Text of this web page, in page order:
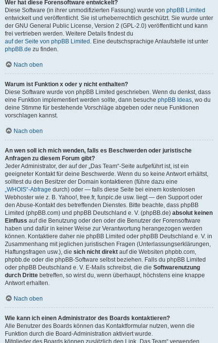
Wer hat diese Forensoftware entwickelt?
Diese Software (in ihrer unmodifizierten Fassung) wurde von phpBB Limited
entwickelt und veröffentlicht. Sie ist urheberrechtlich geschützt. Sie wurde unter
der GNU General Public License, Version 2 (GPL-2.0) veröffentlicht und kann
frei vertrieben werden. Weitere Details findest du
auf der Seite von phpBB Limited . Eine deutschsprachige Anlaufstelle ist unter
phpBB.de zu finden.
Nach oben
Warum ist Funktion x oder y nicht enthalten?
Diese Software wurde von phpBB Limited geschrieben. Wenn du denkst, dass
eine Funktion implementiert werden sollte, dann besuche phpBB Ideas, wo du
deine Stimme für bestehende Vorschläge abgeben oder neue Funktionen
vorschlagen kannst.
Nach oben
An wen soll ich mich wenden, falls es Beschwerden oder juristische
Anfragen zu diesem Forum gibt?
Jeder Administrator, der auf der „Das Team“-Seite aufgeführt ist, ist ein
geeigneter Kontakt für deine Beschwerde. Wenn du so keine Antwort erhältst,
solltest du den Besitzer der Domain kontaktieren (führe dazu eine
„WHOIS“-Abfrage durch) oder — falls diese Seite bei einem kostenlosen
Webhoster wie z. B. Yahoo!, free.fr, funpic.de usw. liegt — den Support oder
den Abuse-Kontakt des betreffenden Dienstes. Bitte beachte, dass phpBB
Limited (phpBB.com) und phpBB Deutschland e. V. (phpBB.de) absolut keinen
Einfluss auf die Benutzung oder den oder die Benutzer der Forensoftware
haben und dafür in keiner Weise zur Verantwortung herangezogen werden
können. Kontaktiere daher nie phpBB Limited oder phpBB Deutschland e. V. in
Zusammenhang mit jeglichen juristischen Fragen (Unterlassungserklärungen,
Haftungsfragen usw.), die sich nicht direkt auf die Websiten phpbb.com,
phpbb.de oder die phpBB-Software selbst beziehen. Falls du phpBB Limited
oder phpBB Deutschland e. V. E-Mails schreibst, die die Softwarenutzung
durch Dritte betreffen, so wirst du, wenn überhaupt, höchstens eine knappe
Antwort erhalten.
Nach oben
Wie kann ich einen Administrator des Boards kontaktieren?
Alle Benutzer des Boards können das Kontaktformular nutzen, wenn die
Funktion durch die Board-Administration aktiviert wurde.
Mitglieder des Boards können zusätzlich den Link „Das Team“ verwenden.